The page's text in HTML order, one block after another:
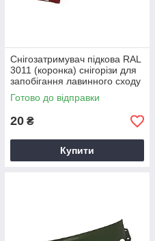
Снігозатримувач підкова RAL
3011 (коронка) снігорізи для
запобігання лавинного сходу
снігу з поверхні покрівлі
Готово до відправки
20 ₴
Купити